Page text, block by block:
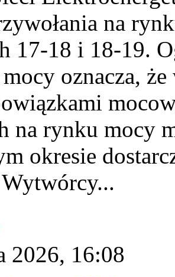
na
17-18 i 18-19.
oznacza,
na rynku mocy
okresie
2026, 16:08